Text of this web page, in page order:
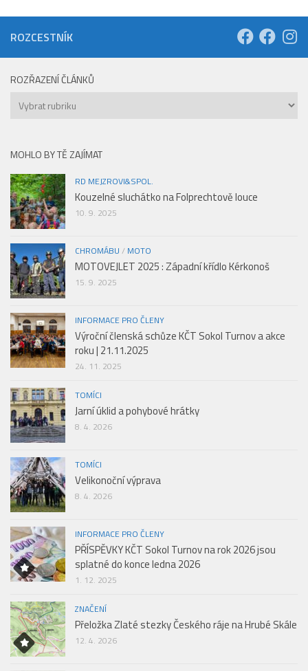
ROZCESTNÍK
ROZŘAZENÍ ČLÁNKŮ
Rozřazení
článků
MOHLO BY TĚ ZAJÍMAT
RD MEJZROVI&SPOL.
Kouzelné sluchátko na Folprechtově louce
10. 9. 2025
CHROMÁBU / MOTO
MOTOVEJLET 2025 : Západní křídlo Kérkonoš
15. 9. 2025
INFORMACE PRO ČLENY
Výroční členská schůze KČT Sokol Turnov a akce
roku | 21.11.2025
24. 11. 2025
TOMÍCI
Jarní úklid a pohybové hrátky
8. 4. 2026
TOMÍCI
Velikonoční výprava
8. 4. 2026
INFORMACE PRO ČLENY
PŘÍSPĚVKY KČT Sokol Turnov na rok 2026 jsou
splatné do konce ledna 2026
1. 12. 2025
ZNAČENÍ
Přeložka Zlaté stezky Českého ráje na Hrubé Skále
12. 4. 2026